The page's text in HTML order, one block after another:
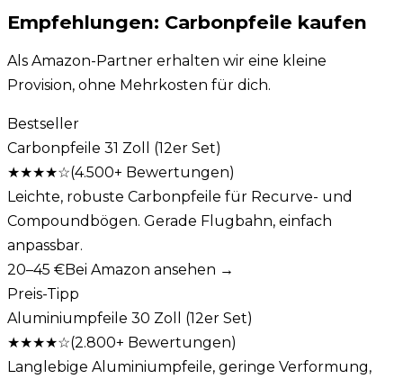
Empfehlungen: Carbonpfeile kaufen
Als Amazon-Partner erhalten wir eine kleine
Provision, ohne Mehrkosten für dich.
Bestseller
Carbonpfeile 31 Zoll (12er Set)
★★★★☆(4.500+ Bewertungen)
Leichte, robuste Carbonpfeile für Recurve- und
Compoundbögen. Gerade Flugbahn, einfach
anpassbar.
20–45 €Bei Amazon ansehen →
Preis-Tipp
Aluminiumpfeile 30 Zoll (12er Set)
★★★★☆(2.800+ Bewertungen)
Langlebige Aluminiumpfeile, geringe Verformung,